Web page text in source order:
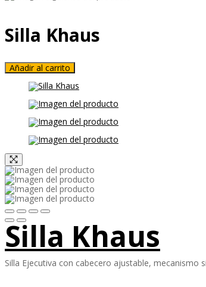
Silla Khaus
Añadir al carrito
Silla Khaus
Silla Ejecutiva con cabecero ajustable,